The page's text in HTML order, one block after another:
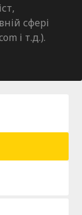
сфері
і т.д.).